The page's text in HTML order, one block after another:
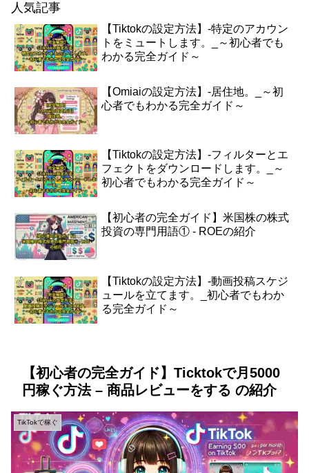
人気記事
【Tiktokの設定方法】-特定のアカウン
トをミュートします。_～初心者でも
わかる完全ガイド～
【Omiaiの設定方法】-居住地。_～初
心者でもわかる完全ガイド～
【Tiktokの設定方法】-フィルターとエ
フェクトをダウンロードします。_～
初心者でもわかる完全ガイド～
【初心者の完全ガイド】米国株の株式
投資の専門用語① - ROEの紹介
【Tiktokの設定方法】-動画投稿スケジ
ュールを立てます。_初心者でもわか
る完全ガイド～
【初心者の完全ガイド】Ticktokで月5000
円稼ぐ方法 – 商品レビューをする の紹介
TikTokで稼ぐ